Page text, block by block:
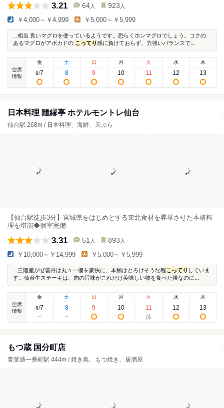
3.21 64 人 923 人
￥4,000～￥4,999 ￥5,000～￥5,999
...相当 良いマグロを使っているようです。恐らくホンマグロでしょう。コクの
あるマグロがアボカドの こってり感に負けておらず、力強いバランスで...
空席
情報
金
8/7
土
8
日
9
月
10
火
11
水
12
木
13
日本料理 隨縁亭 ホテルモントレ仙台
仙台駅 268m / 日本料理、海鮮、天ぷら
【仙台駅徒歩3分】宮城県をはじめとする東北食材を昇華させた本格料
理を堪能◆個室完備
3.31 51 人 893 人
￥10,000～￥14,999 ￥5,000～￥5,999
...三陸産がぜ雲丹は丸々一個を豪快に、本鮪はとろけそうな程こってり していま
す。仙台牛ステーキは、肉の旨味がこれだけ美味しい物を食べた後なのに...
空席
情報
金
8/7
土
8
日
9
月
10
火
11
水
12
木
13
もつ蔵 国分町店
青葉通一番町駅 444m / 焼き鳥、もつ焼き、居酒屋